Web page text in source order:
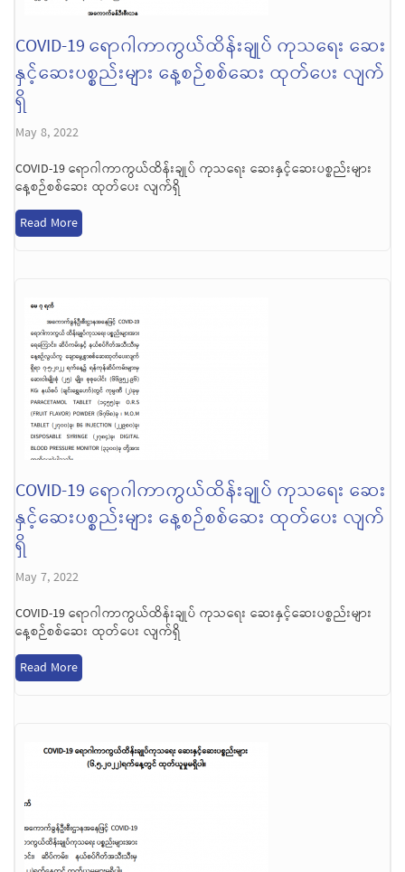
COVID-19 ရောဂါကာကွယ်ထိန်းချုပ် ကုသရေး ဆေး
နှင့်ဆေးပစ္စည်းများ နေ့စဉ်စစ်ဆေး ထုတ်ပေး လျက်
ရှိ
May 8, 2022
COVID-19 ရောဂါကာကွယ်ထိန်းချုပ် ကုသရေး ဆေးနှင့်ဆေးပစ္စည်းများ
နေ့စဉ်စစ်ဆေး ထုတ်ပေး လျက်ရှိ
Read More
COVID-19 ရောဂါကာကွယ်ထိန်းချုပ် ကုသရေး ဆေး
နှင့်ဆေးပစ္စည်းများ နေ့စဉ်စစ်ဆေး ထုတ်ပေး လျက်
ရှိ
May 7, 2022
COVID-19 ရောဂါကာကွယ်ထိန်းချုပ် ကုသရေး ဆေးနှင့်ဆေးပစ္စည်းများ
နေ့စဉ်စစ်ဆေး ထုတ်ပေး လျက်ရှိ
Read More